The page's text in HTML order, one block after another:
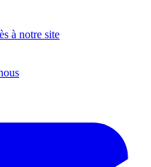
à notre site